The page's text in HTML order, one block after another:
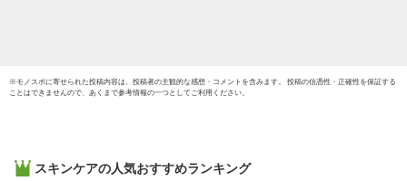
※モノスポに寄せられた投稿内容は、投稿者の主観的な感想・コメントを含みます。 投稿の信憑性・正確性を保証する
ことはできませんので、あくまで参考情報の一つとしてご利用ください。
スキンケアの人気おすすめランキング